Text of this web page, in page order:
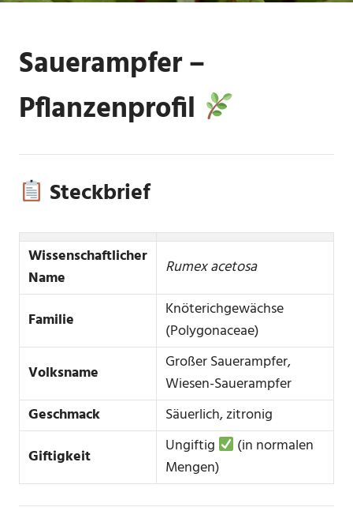
Sauerampfer –
Pflanzenprofil
Steckbrief
Wissenschaftlicher
Name
Rumex acetosa
Familie
Knöterichgewächse
(Polygonaceae)
Volksname
Großer Sauerampfer,
Wiesen-Sauerampfer
Geschmack
Säuerlich, zitronig
Giftigkeit
Ungiftig
(in normalen
Mengen)